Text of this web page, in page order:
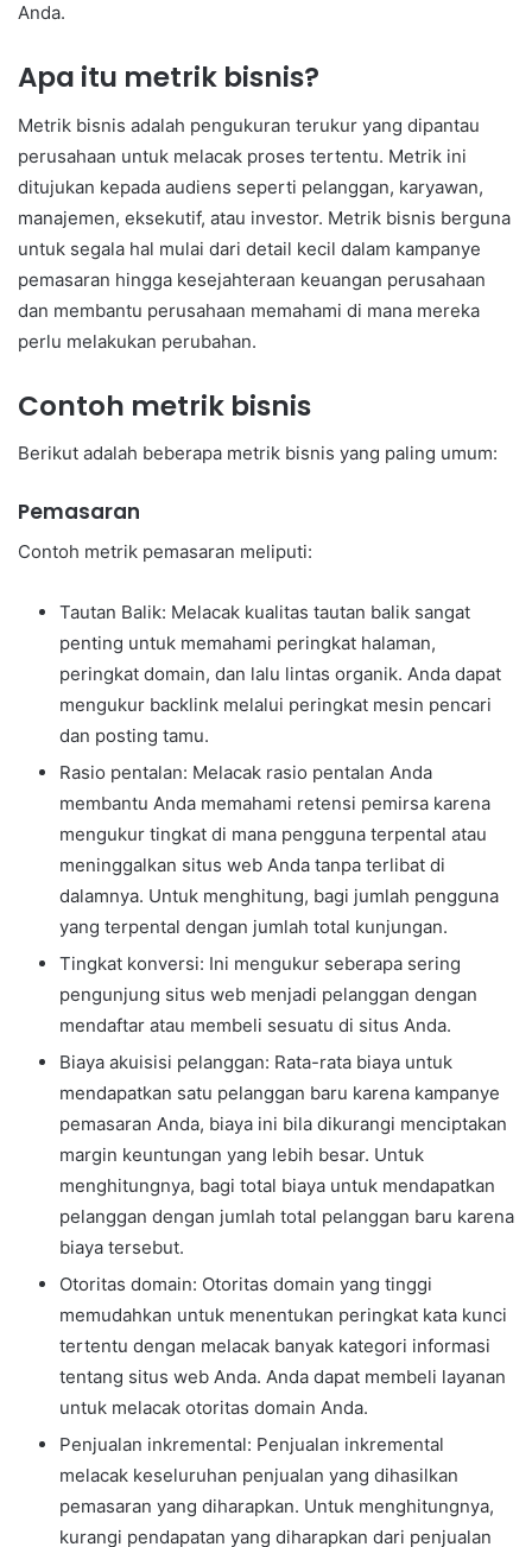
Anda.
Apa itu metrik bisnis?
Metrik bisnis adalah pengukuran terukur yang dipantau
perusahaan untuk melacak proses tertentu. Metrik ini
ditujukan kepada audiens seperti pelanggan, karyawan,
manajemen, eksekutif, atau investor. Metrik bisnis berguna
untuk segala hal mulai dari detail kecil dalam kampanye
pemasaran hingga kesejahteraan keuangan perusahaan
dan membantu perusahaan memahami di mana mereka
perlu melakukan perubahan.
Contoh metrik bisnis
Berikut adalah beberapa metrik bisnis yang paling umum:
Pemasaran
Contoh metrik pemasaran meliputi:
Tautan Balik: Melacak kualitas tautan balik sangat
penting untuk memahami peringkat halaman,
peringkat domain, dan lalu lintas organik. Anda dapat
mengukur backlink melalui peringkat mesin pencari
dan posting tamu.
Rasio pentalan: Melacak rasio pentalan Anda
membantu Anda memahami retensi pemirsa karena
mengukur tingkat di mana pengguna terpental atau
meninggalkan situs web Anda tanpa terlibat di
dalamnya. Untuk menghitung, bagi jumlah pengguna
yang terpental dengan jumlah total kunjungan.
Tingkat konversi: Ini mengukur seberapa sering
pengunjung situs web menjadi pelanggan dengan
mendaftar atau membeli sesuatu di situs Anda.
Biaya akuisisi pelanggan: Rata-rata biaya untuk
mendapatkan satu pelanggan baru karena kampanye
pemasaran Anda, biaya ini bila dikurangi menciptakan
margin keuntungan yang lebih besar. Untuk
menghitungnya, bagi total biaya untuk mendapatkan
pelanggan dengan jumlah total pelanggan baru karena
biaya tersebut.
Otoritas domain: Otoritas domain yang tinggi
memudahkan untuk menentukan peringkat kata kunci
tertentu dengan melacak banyak kategori informasi
tentang situs web Anda. Anda dapat membeli layanan
untuk melacak otoritas domain Anda.
Penjualan inkremental: Penjualan inkremental
melacak keseluruhan penjualan yang dihasilkan
pemasaran yang diharapkan. Untuk menghitungnya,
kurangi pendapatan yang diharapkan dari penjualan